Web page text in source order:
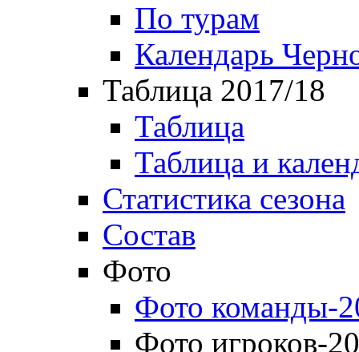
По турам
Календарь
Таблица 2017/18
Таблица
Таблица и
Статистика сезона
Состав
Фото
Фото команды-
Фото игроков-